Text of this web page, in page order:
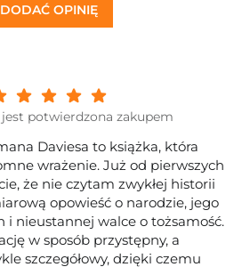
OPINIĘ
Twoja ocena:
Twoja ocena: Wybitna 9/
Twoja ocena: Rewelacyjna 8/
Twoja ocena: Bardzo dobra 7/10"
ocena: Dobra 6/10"
ocena: Przeciętna 5/10"
Może być 4/10"
3/10"
słaba 2/10"
1/10"
potwierdzona zakupem
Daviesa to książka, która
wrażenie. Już od pierwszych
że nie czytam zwykłej historii
opowieść o narodzie, jego
i nieustannej walce o tożsamość.
w sposób przystępny, a
szczegółowy, dzięki czemu